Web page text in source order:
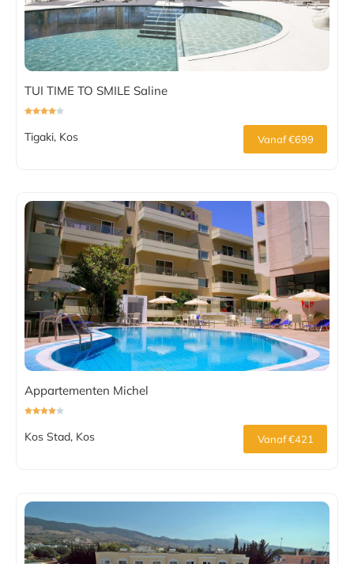
TUI TIME TO SMILE Saline
Tigaki, Kos Vanaf €699
Appartementen Michel
Kos Stad, Kos Vanaf €421